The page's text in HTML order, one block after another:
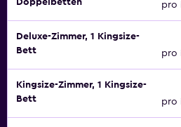
Doppelbetten pro
Deluxe-Zimmer, 1 Kingsize-
Bett
pro
Kingsize-Zimmer, 1 Kingsize-
Bett
pro